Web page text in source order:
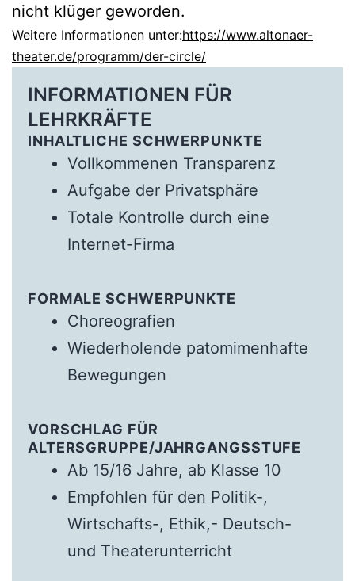
nicht klüger geworden.
Weitere Informationen unter:https://www.altonaer-
theater.de/programm/der-circle/
INFORMATIONEN FÜR
LEHRKRÄFTE
INHALTLICHE SCHWERPUNKTE
Vollkommenen Transparenz
Aufgabe der Privatsphäre
Totale Kontrolle durch eine
Internet-Firma
FORMALE SCHWERPUNKTE
Choreografien
Wiederholende patomimenhafte
Bewegungen
VORSCHLAG FÜR
ALTERSGRUPPE/JAHRGANGSSTUFE
Ab 15/16 Jahre, ab Klasse 10
Empfohlen für den Politik-,
Wirtschafts-, Ethik,- Deutsch-
und Theaterunterricht